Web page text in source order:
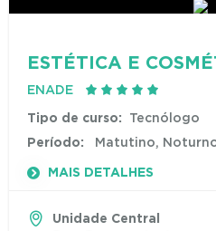
ESTÉTICA E
ENADE
Tipo de curso: Tecnólogo
Período: Matutino,
MAIS DETALHES
Unidade Central